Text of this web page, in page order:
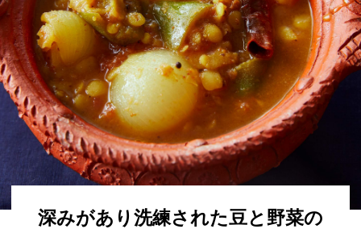
深みがあり洗練された豆と野菜の